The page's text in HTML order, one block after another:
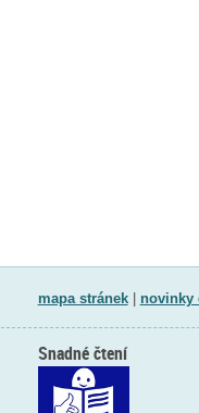
mapa stránek| novinky
Snadné čtení